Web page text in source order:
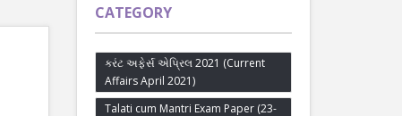
CATEGORY
કરંટ અફેર્સ એપ્રિલ 2021 (Current
Affairs April 2021)
Talati cum Mantri Exam Paper (23-